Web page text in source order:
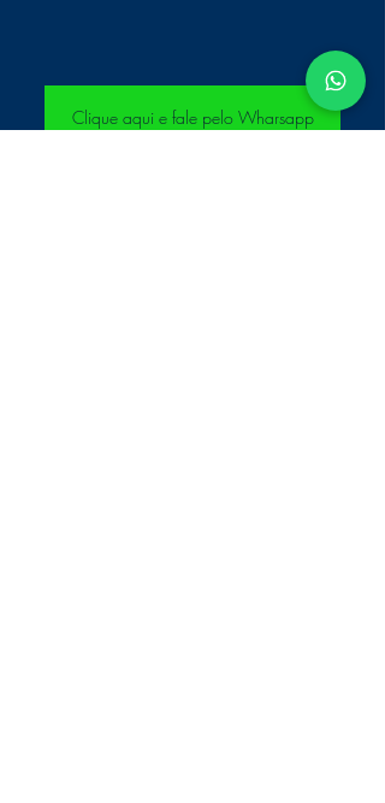
Clique aqui e fale pelo Wharsapp